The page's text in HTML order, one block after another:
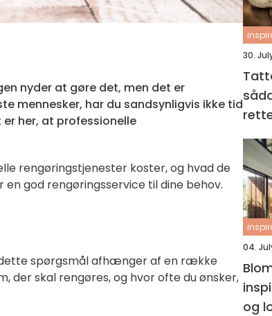
nyder at gøre det, men det er
mennesker, har du sandsynligvis ikke tid
her, at professionelle
rengøringstjenester koster, og hvad de
god rengøringsservice til dine behov.
spørgsmål afhænger af en række
der skal rengøres, og hvor ofte du ønsker,
30.
04.
og